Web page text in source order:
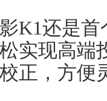
K1还是
实现高端
正，方便